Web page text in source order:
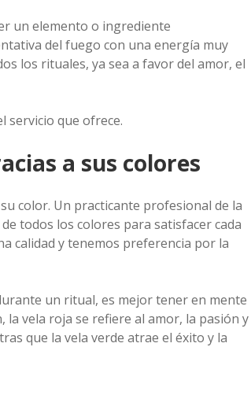
un elemento o ingrediente
del fuego con una energía muy
los rituales, ya sea a favor del amor, el
servicio que ofrece.
a sus colores
color. Un practicante profesional de la
todos los colores para satisfacer cada
calidad y tenemos preferencia por la
un ritual, es mejor tener en mente
la vela roja se refiere al amor, la pasión y
que la vela verde atrae el éxito y la